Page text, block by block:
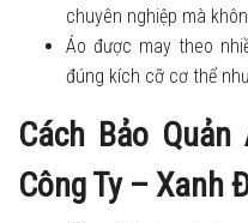
chuyên nghiệp mà
Áo được may theo
đúng kích cỡ cơ thể như
Cách Bảo
Công Ty – Xanh